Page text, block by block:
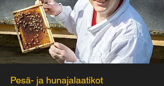
Pesä- ja hunajalaatikot